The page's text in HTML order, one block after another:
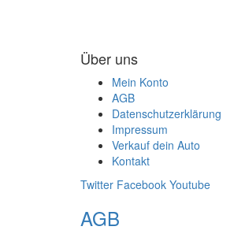
Über uns
Mein Konto
AGB
Datenschutzerklärung
Impressum
Verkauf dein Auto
Kontakt
Twitter Facebook Youtube
AGB